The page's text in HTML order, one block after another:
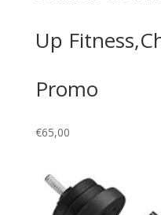
Up
Promo
€65,00